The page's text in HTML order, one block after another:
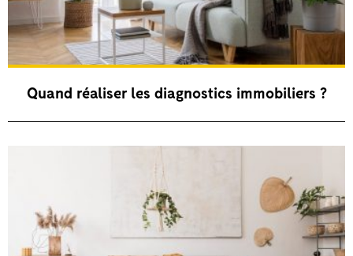
Quand réaliser les diagnostics immobiliers ?